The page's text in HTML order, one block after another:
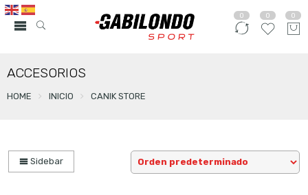
0 0 0
ACCESORIOS
HOME INICIO CANIK STORE
Sidebar